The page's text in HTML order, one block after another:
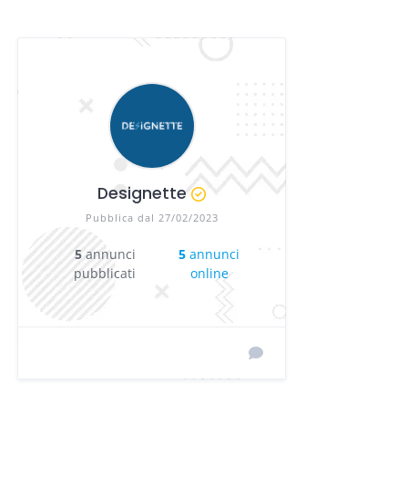
Designette
Pubblica dal 27/02/2023
5annunci
pubblicati
5 annunci
online